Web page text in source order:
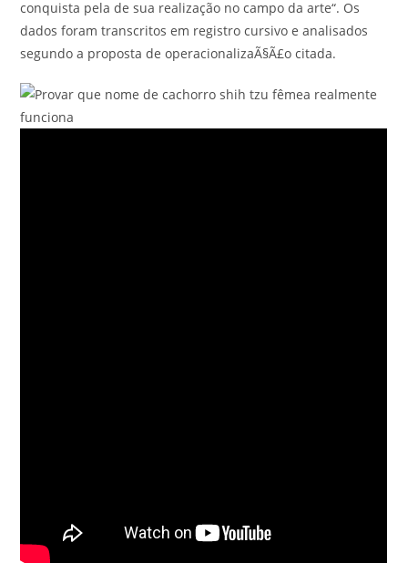
conquista pela de sua realização no campo da arte“. Os
dados foram transcritos em registro cursivo e analisados
segundo a proposta de operacionalizaÃ§Ã£o citada.